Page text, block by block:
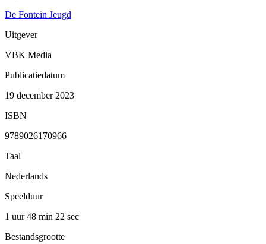
De Fontein Jeugd
Uitgever
VBK Media
Publicatiedatum
19 december 2023
ISBN
9789026170966
Taal
Nederlands
Speelduur
1 uur 48 min 22 sec
Bestandsgrootte